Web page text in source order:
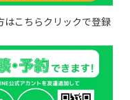
こちらクリックで登録